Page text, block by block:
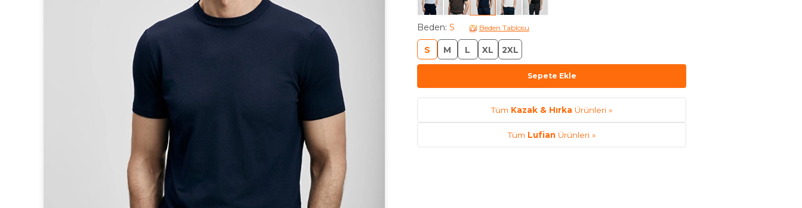
Beden: S Beden Tablosu
S M L XL 2XL
Sepete Ekle
Tüm Kazak & Hırka Ürünleri »
Tüm Lufian Ürünleri »